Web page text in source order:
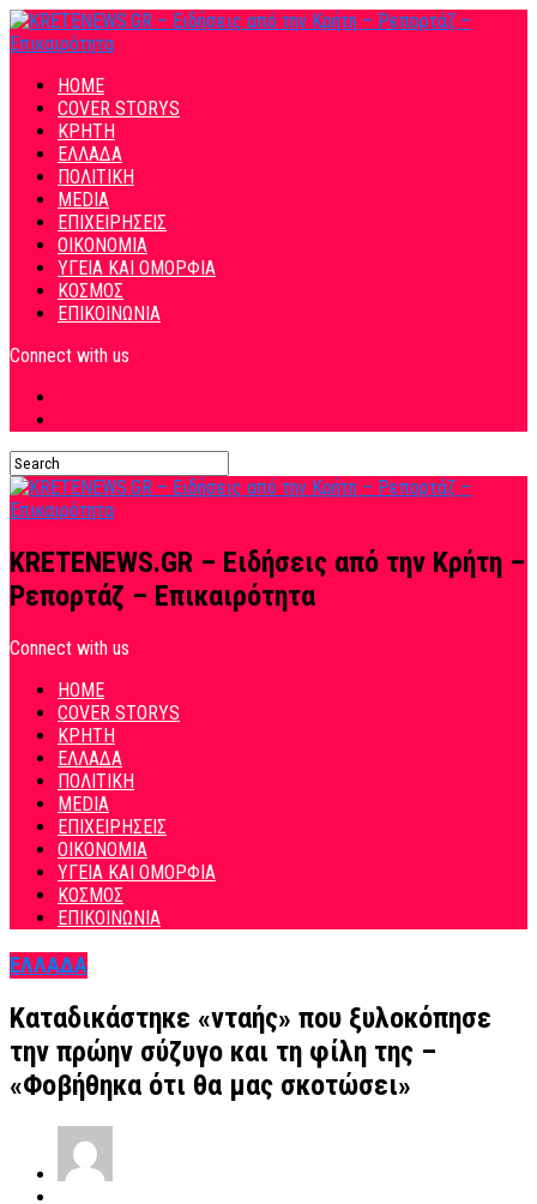
HOME
COVER STORYS
ΚΡΗΤΗ
ΕΛΛΑΔΑ
ΠΟΛΙΤΙΚΗ
MEDIA
ΕΠΙΧΕΙΡΗΣΕΙΣ
ΟΙΚΟΝΟΜΙΑ
ΥΓΕΙΑ ΚΑΙ ΟΜΟΡΦΙΑ
ΚΟΣΜΟΣ
ΕΠΙΚΟΙΝΩΝΙΑ
Connect with us
KRETENEWS.GR – Ειδήσεις από την Κρήτη –
Ρεπορτάζ – Επικαιρότητα
Connect with us
HOME
COVER STORYS
ΚΡΗΤΗ
ΕΛΛΑΔΑ
ΠΟΛΙΤΙΚΗ
MEDIA
ΕΠΙΧΕΙΡΗΣΕΙΣ
ΟΙΚΟΝΟΜΙΑ
ΥΓΕΙΑ ΚΑΙ ΟΜΟΡΦΙΑ
ΚΟΣΜΟΣ
ΕΠΙΚΟΙΝΩΝΙΑ
ΕΛΛΑΔΑ
Καταδικάστηκε «νταής» που ξυλοκόπησε
την πρώην σύζυγο και τη φίλη της –
«Φοβήθηκα ότι θα μας σκοτώσει»